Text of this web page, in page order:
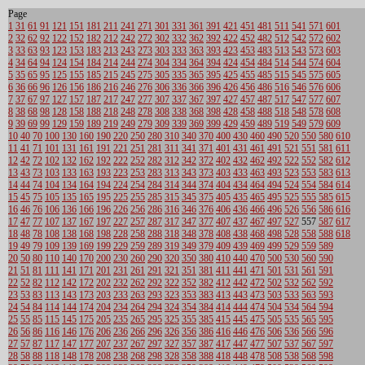
Page
1 31 61 91 121 151 181 211 241 271 301 331 361 391 421 451 481 511 541 571 601
2 32 62 92 122 152 182 212 242 272 302 332 362 392 422 452 482 512 542 572 602
3 33 63 93 123 153 183 213 243 273 303 333 363 393 423 453 483 513 543 573 603
4 34 64 94 124 154 184 214 244 274 304 334 364 394 424 454 484 514 544 574 604
5 35 65 95 125 155 185 215 245 275 305 335 365 395 425 455 485 515 545 575 605
6 36 66 96 126 156 186 216 246 276 306 336 366 396 426 456 486 516 546 576 606
7 37 67 97 127 157 187 217 247 277 307 337 367 397 427 457 487 517 547 577 607
8 38 68 98 128 158 188 218 248 278 308 338 368 398 428 458 488 518 548 578 608
9 39 69 99 129 159 189 219 249 279 309 339 369 399 429 459 489 519 549 579 609
10 40 70 100 130 160 190 220 250 280 310 340 370 400 430 460 490 520 550 580 610
11 41 71 101 131 161 191 221 251 281 311 341 371 401 431 461 491 521 551 581 611
12 42 72 102 132 162 192 222 252 282 312 342 372 402 432 462 492 522 552 582 612
13 43 73 103 133 163 193 223 253 283 313 343 373 403 433 463 493 523 553 583 613
14 44 74 104 134 164 194 224 254 284 314 344 374 404 434 464 494 524 554 584 614
15 45 75 105 135 165 195 225 255 285 315 345 375 405 435 465 495 525 555 585 615
16 46 76 106 136 166 196 226 256 286 316 346 376 406 436 466 496 526 556 586 616
17 47 77 107 137 167 197 227 257 287 317 347 377 407 437 467 497 527 557 587 617
18 48 78 108 138 168 198 228 258 288 318 348 378 408 438 468 498 528 558 588 618
19 49 79 109 139 169 199 229 259 289 319 349 379 409 439 469 499 529 559 589
20 50 80 110 140 170 200 230 260 290 320 350 380 410 440 470 500 530 560 590
21 51 81 111 141 171 201 231 261 291 321 351 381 411 441 471 501 531 561 591
22 52 82 112 142 172 202 232 262 292 322 352 382 412 442 472 502 532 562 592
23 53 83 113 143 173 203 233 263 293 323 353 383 413 443 473 503 533 563 593
24 54 84 114 144 174 204 234 264 294 324 354 384 414 444 474 504 534 564 594
25 55 85 115 145 175 205 235 265 295 325 355 385 415 445 475 505 535 565 595
26 56 86 116 146 176 206 236 266 296 326 356 386 416 446 476 506 536 566 596
27 57 87 117 147 177 207 237 267 297 327 357 387 417 447 477 507 537 567 597
28 58 88 118 148 178 208 238 268 298 328 358 388 418 448 478 508 538 568 598